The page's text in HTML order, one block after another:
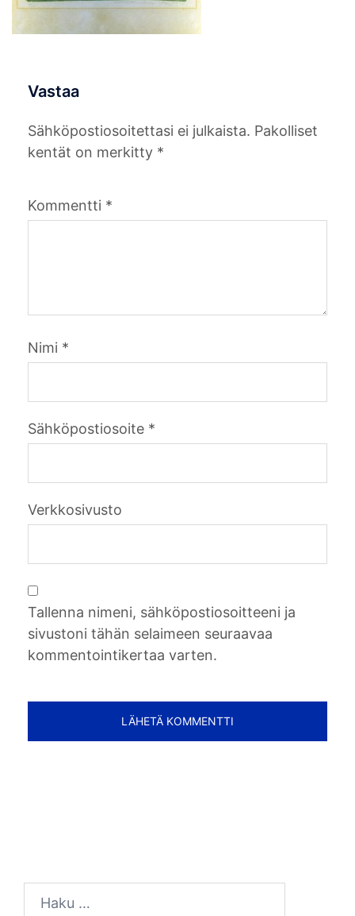
Vastaa
Sähköpostiosoitettasi ei julkaista. Pakolliset
kentät on merkitty *
Kommentti *
Nimi *
Sähköpostiosoite *
Verkkosivusto
Tallenna nimeni, sähköpostiosoitteeni ja
sivustoni tähän selaimeen seuraavaa
kommentointikertaa varten.